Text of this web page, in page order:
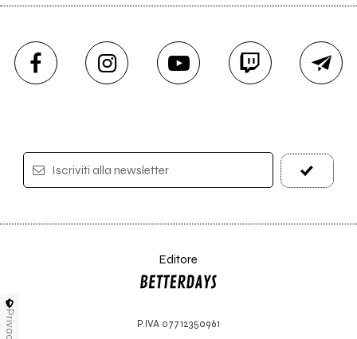
Iscriviti alla newsletter
Editore
P.IVA 07712350961
Privacy